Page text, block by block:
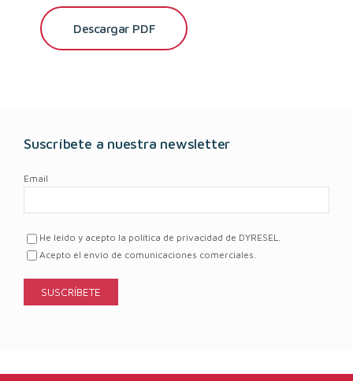
Descargar PDF
Suscríbete a nuestra newsletter
Email
He leído y acepto la política de privacidad de DYRESEL.
Acepto el envío de comunicaciones comerciales.